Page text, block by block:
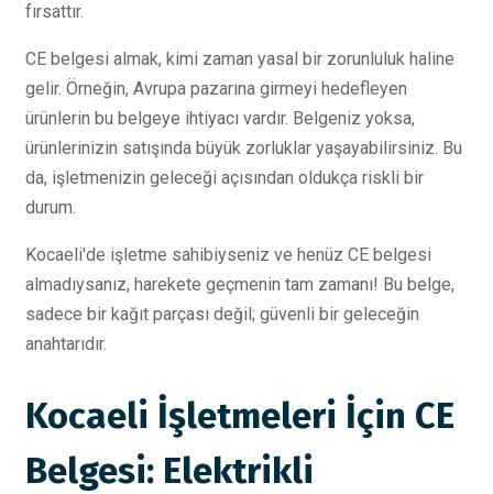
fırsattır.
CE belgesi almak, kimi zaman yasal bir zorunluluk haline
gelir. Örneğin, Avrupa pazarına girmeyi hedefleyen
ürünlerin bu belgeye ihtiyacı vardır. Belgeniz yoksa,
ürünlerinizin satışında büyük zorluklar yaşayabilirsiniz. Bu
da, işletmenizin geleceği açısından oldukça riskli bir
durum.
Kocaeli'de işletme sahibiyseniz ve henüz CE belgesi
almadıysanız, harekete geçmenin tam zamanı! Bu belge,
sadece bir kağıt parçası değil; güvenli bir geleceğin
anahtarıdır.
Kocaeli İşletmeleri İçin CE
Belgesi: Elektrikli